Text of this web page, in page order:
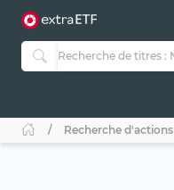
Recherche d'actions